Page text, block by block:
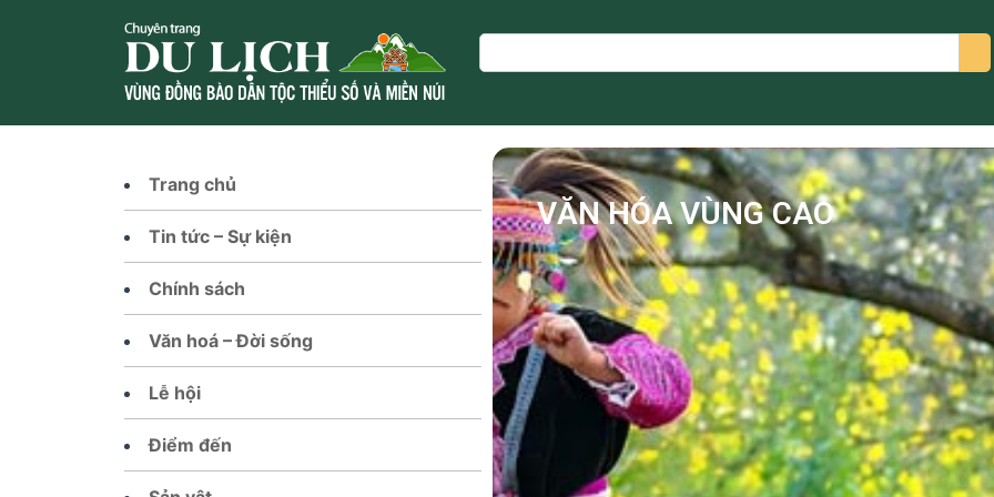
Search
Trang chủ
Tin tức – Sự kiện
Chính sách
Văn hoá – Đời sống
Lễ hội
Điểm đến
VĂN HÓA VÙNG CAO